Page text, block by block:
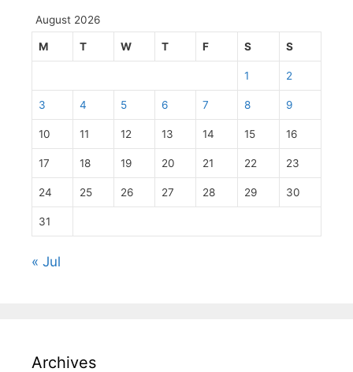
August 2026
M T W T F S S
1 2
3 4 5 6 7 8 9
10 11 12 13 14 15 16
17 18 19 20 21 22 23
24 25 26 27 28 29 30
31
« Jul
Archives